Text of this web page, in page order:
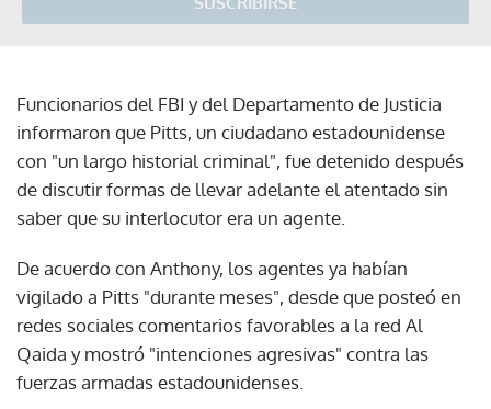
Funcionarios del FBI y del Departamento de Justicia
informaron que Pitts, un ciudadano estadounidense
con "un largo historial criminal", fue detenido después
de discutir formas de llevar adelante el atentado sin
saber que su interlocutor era un agente.
De acuerdo con Anthony, los agentes ya habían
vigilado a Pitts "durante meses", desde que posteó en
redes sociales comentarios favorables a la red Al
Qaida y mostró "intenciones agresivas" contra las
fuerzas armadas estadounidenses.